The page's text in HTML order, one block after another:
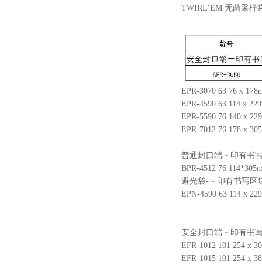
TWIRL’EM 无菌采样
EPR-3070 63 76 x
EPR-4590 63 114 x
EPR-5590 76 140 x
EPR-7012 76 178 x
普通封口端－印有书
BPR-4512 76
避光袋-－印有书写区
EPN-4590 63 114 x
安全封口端－印有书
EFR-1012 101 254 x
EFR-1015 101 254 x